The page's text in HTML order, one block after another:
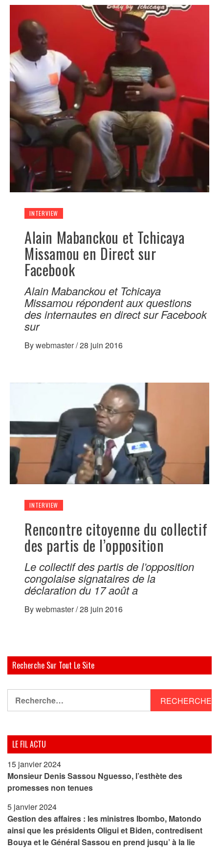
INTERVIEW
Alain Mabanckou et Tchicaya
Missamou en Direct sur
Facebook
Alain Mabanckou et Tchicaya
Missamou répondent aux questions
des internautes en direct sur Facebook
sur
Bywebmaster/28 juin 2016
INTERVIEW
Rencontre citoyenne du collectif
des partis de l’opposition
Le collectif des partis de l’opposition
congolaise signataires de la
déclaration du 17 août a
Bywebmaster/28 juin 2016
Recherche Sur Tout Le Site
LE FIL ACTU
15 janvier 2024
Monsieur Denis Sassou Nguesso, l’esthète des
promesses non tenues
5 janvier 2024
Gestion des affaires : les ministres Ibombo, Matondo
ainsi que les présidents Oligui et Biden, contredisent
Bouya et le Général Sassou en prend jusqu’ à la lie